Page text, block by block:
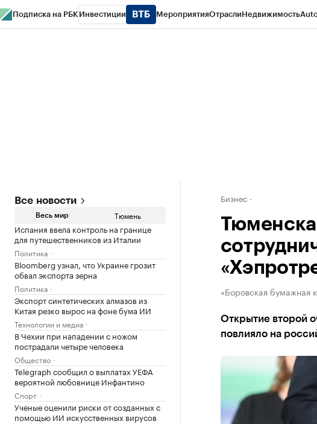
Подписка на РБК Инвестиции МероприятияОтраслиНедвижимость
Все новости
Весь мир Тюмень
Испания ввела контроль на границе
для путешественников из Италии
Политика
Bloomberg узнал, что Украине грозит
обвал экспорта зерна
Политика
Экспорт синтетических алмазов из
Китая резко вырос на фоне бума ИИ
Технологии и медиа
В Чехии при нападении с ножом
пострадали четыре человека
Общество
Telegraph сообщил о выплатах УЕФА
вероятной любовнице Инфантино
Спорт
Ученые оценили риски от созданных с
помощью ИИ искусственных вирусов
Бизнес
«Боровская бумажная
Открытие второй
повлияло на